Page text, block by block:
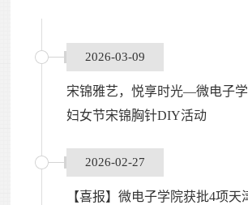
2026-03-09
宋锦雅艺，悦享时光—微电子
妇女节宋锦胸针DIY活动
2026-02-27
【喜报】微电子学院获批4项天